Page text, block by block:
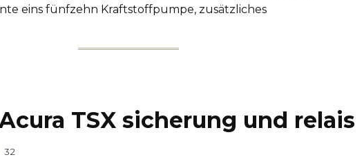
eins fünfzehn Kraftstoffpumpe, zusätzliches
TSX sicherung und relais
32